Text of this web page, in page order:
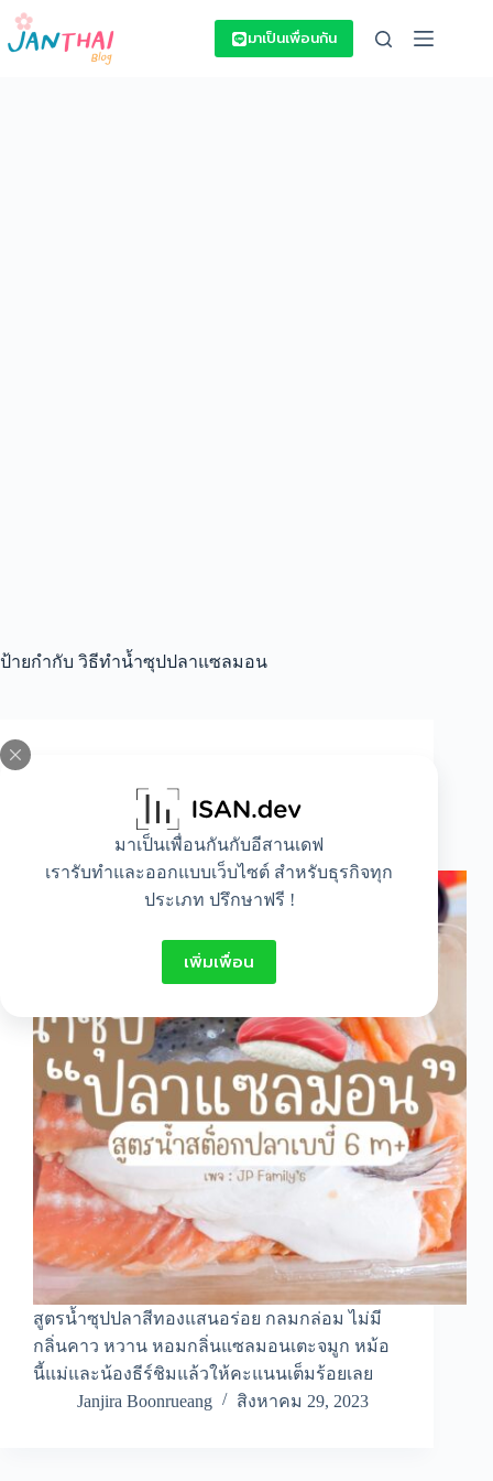
Skip
content
มาเป็นเพื่อนกันกับอีสานเดฟ
เรารับทำและออกแบบเว็บไซต์ สำหรับธุรกิจทุก
ประเภท ปรึกษาฟรี !
เพิ่มเพื่อน
มาเป็นเพื่อนกัน
ป้ายกำกับ วิธีทำน้ำซุปปลาแซลมอน
วิธีทำน้ำซุปปลาแซลมอน สูตรน้ำสต็อกปลา
สำหรับลูกน้อยวัย 6 เดือนขึ้นไป
สูตรน้ำซุปปลาสีทองแสนอร่อย กลมกล่อม ไม่มี
กลิ่นคาว หวาน หอมกลิ่นแซลมอนเตะจมูก หม้อ
นี้แม่และน้องธีร์ชิมแล้วให้คะแนนเต็มร้อยเลย
Janjira Boonrueang
สิงหาคม 29, 2023